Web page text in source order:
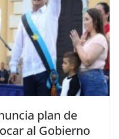
plan de
al Gobierno